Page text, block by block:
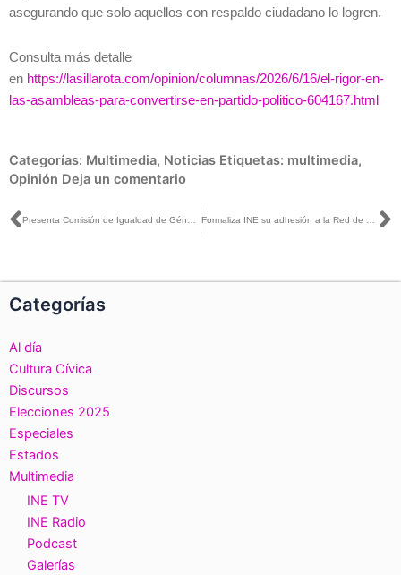
asegurando que solo aquellos con respaldo ciudadano lo logren.
Consulta más detalle
en https://lasillarota.com/opinion/columnas/2026/6/16/el-rigor-en-
las-asambleas-para-convertirse-en-partido-politico-604167.html
Categorías: Multimedia, Noticias Etiquetas: multimedia,
Opinión Deja un comentario
Ant Presenta Comisión de Igualdad de Género y No Discriminación dos programas para prevenir y atender la VPMRG Formaliza INE su adhesión a la Red de Transparencia y Acceso a la Información Iberoamericana
Categorías
Al día
Cultura Cívica
Discursos
Elecciones 2025
Especiales
Estados
Multimedia
INE TV
INE Radio
Podcast
Galerías